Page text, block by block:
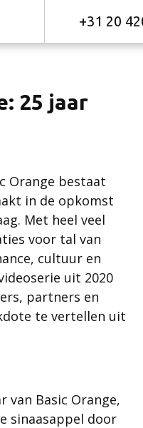
+31 20
25 jaar
Orange bestaat
in de opkomst
Met heel veel
voor tal van
cultuur en
uit 2020
partners en
te vertellen uit
van Basic Orange,
sinaasappel door